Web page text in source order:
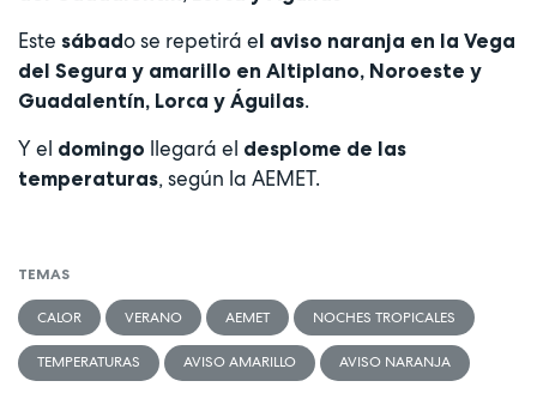
Este sábado se repetirá el aviso naranja en la Vega
del Segura y amarillo en Altiplano, Noroeste y
Guadalentín, Lorca y Águilas.
Y el domingo llegará el desplome de las
temperaturas, según la AEMET.
TEMAS
CALOR VERANO AEMET NOCHES TROPICALES
TEMPERATURAS AVISO AMARILLO AVISO NARANJA